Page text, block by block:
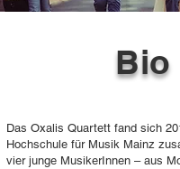
Bio
Das Oxalis Quartett fand sich
Hochschule für Musik Mainz
vier junge MusikerInnen – aus